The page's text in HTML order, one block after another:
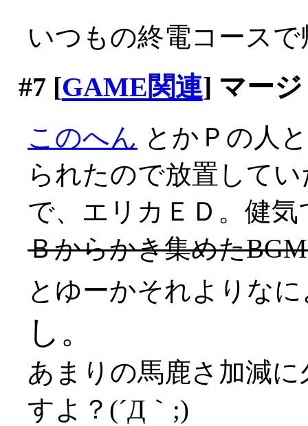
いつもの終電コースで
#7 [GAME関連] マージ
このへん とかＰの人
られたので放置して
で、エリカＥＤ。健
Ｂからかき集めた
とゆーかそれよりな
し。
あまりの馬鹿さ加減
すよ？(´Д｀;)